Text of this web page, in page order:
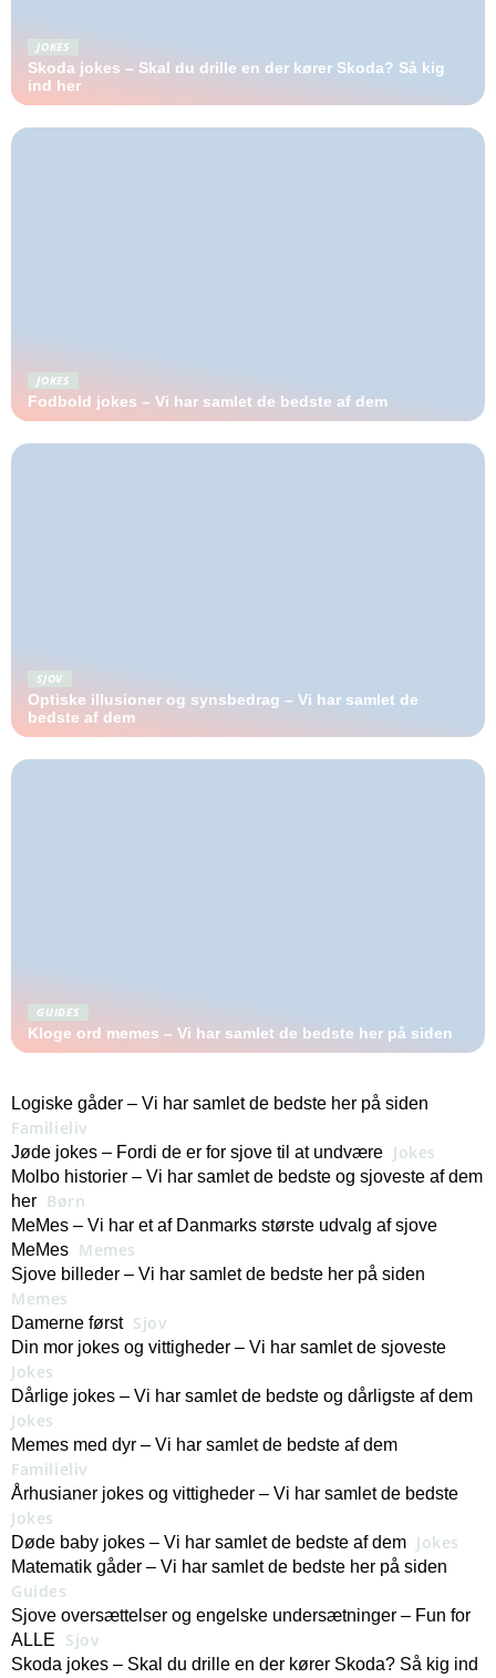
JOKES
Skoda jokes – Skal du drille en der kører Skoda? Så kig
ind her
JOKES
Fodbold jokes – Vi har samlet de bedste af dem
SJOV
Optiske illusioner og synsbedrag – Vi har samlet de
bedste af dem
GUIDES
Kloge ord memes – Vi har samlet de bedste her på siden
Logiske gåder – Vi har samlet de bedste her på siden
Familieliv
Jøde jokes – Fordi de er for sjove til at undvære Jokes
Molbo historier – Vi har samlet de bedste og sjoveste af dem
her Børn
MeMes – Vi har et af Danmarks største udvalg af sjove
MeMes Memes
Sjove billeder – Vi har samlet de bedste her på siden
Memes
Damerne først Sjov
Din mor jokes og vittigheder – Vi har samlet de sjoveste
Jokes
Dårlige jokes – Vi har samlet de bedste og dårligste af dem
Jokes
Memes med dyr – Vi har samlet de bedste af dem
Familieliv
Århusianer jokes og vittigheder – Vi har samlet de bedste
Jokes
Døde baby jokes – Vi har samlet de bedste af dem Jokes
Matematik gåder – Vi har samlet de bedste her på siden
Guides
Sjove oversættelser og engelske undersætninger – Fun for
ALLE
Sjov
Skoda jokes – Skal du drille en der kører Skoda? Så kig ind